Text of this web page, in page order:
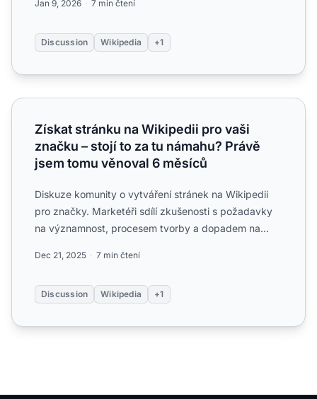
Jan 9, 2026 7 min čtení
Discussion Wikipedia +1
Získat stránku na Wikipedii pro vaši značku – stojí to za
Získat stránku na Wikipedii pro vaši
značku – stojí to za tu námahu? Právě
jsem tomu věnoval 6 měsíců
Diskuze komunity o vytváření stránek na Wikipedii
pro značky. Marketéři sdílí zkušenosti s požadavky
na významnost, procesem tvorby a dopadem na
Dec 21, 2025 7 min čtení
Discussion Wikipedia +1